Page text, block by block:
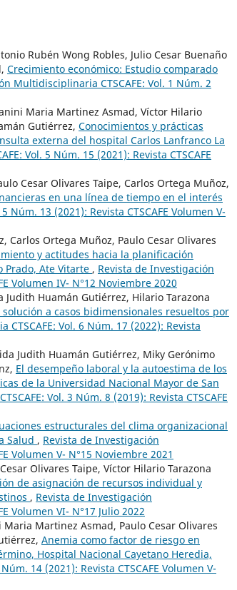
Rubén Wong Robles, Julio Cesar Buenaño
Crecimiento económico: Estudio comparado
Multidisciplinaria CTSCAFE: Vol. 1 Núm. 2
Maria Martinez Asmad, Víctor Hilario
Gutiérrez, Conocimientos y prácticas
externa del hospital Carlos Lanfranco La
Vol. 5 Núm. 15 (2021): Revista CTSCAFE
Cesar Olivares Taipe, Carlos Ortega Muñoz,
en una línea de tiempo en el interés
13 (2021): Revista CTSCAFE Volumen V-
Carlos Ortega Muñoz, Paulo Cesar Olivares
y actitudes hacia la planificación
Prado, Ate Vitarte , Revista de Investigación
Volumen IV- N°12 Noviembre 2020
Judith Huamán Gutiérrez, Hilario Tarazona
a casos bidimensionales resueltos por
Vol. 6 Núm. 17 (2022): Revista
Judith Huamán Gutiérrez, Miky Gerónimo
El desempeño laboral y la autoestima de los
de la Universidad Nacional Mayor de San
Vol. 3 Núm. 8 (2019): Revista CTSCAFE
estructurales del clima organizacional
Salud , Revista de Investigación
Volumen V- N°15 Noviembre 2021
Olivares Taipe, Víctor Hilario Tarazona
de asignación de recursos individual y
, Revista de Investigación
Volumen VI- N°17 Julio 2022
Maria Martinez Asmad, Paulo Cesar Olivares
Anemia como factor de riesgo en
Hospital Nacional Cayetano Heredia,
14 (2021): Revista CTSCAFE Volumen V-